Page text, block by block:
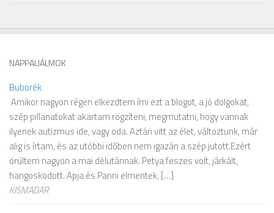
NAPPALIÁLMOK
Buborék
Amikor nagyon régen elkezdtem írni ezt a blogot, a jó dolgokat,
szép pillanatokat akartam rögzíteni, megmutatni, hogy vannak
ilyenek autizmus ide, vagy oda. Aztán vitt az élet, változtunk, már
alig is írtam, és az utóbbi időben nem igazán a szép jutott.Ezért
örültem nagyon a mai délutánnak. Petya feszes volt, járkált,
hangoskodott. Apja és Panni elmentek, […]
KISMADAR